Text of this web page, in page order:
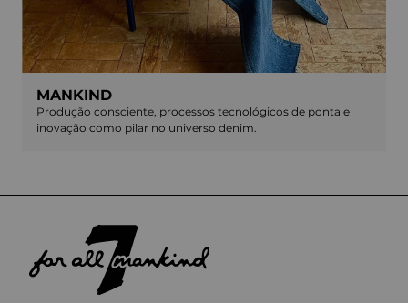
MANKIND
Produção consciente, processos tecnológicos de ponta e
inovação como pilar no universo denim.